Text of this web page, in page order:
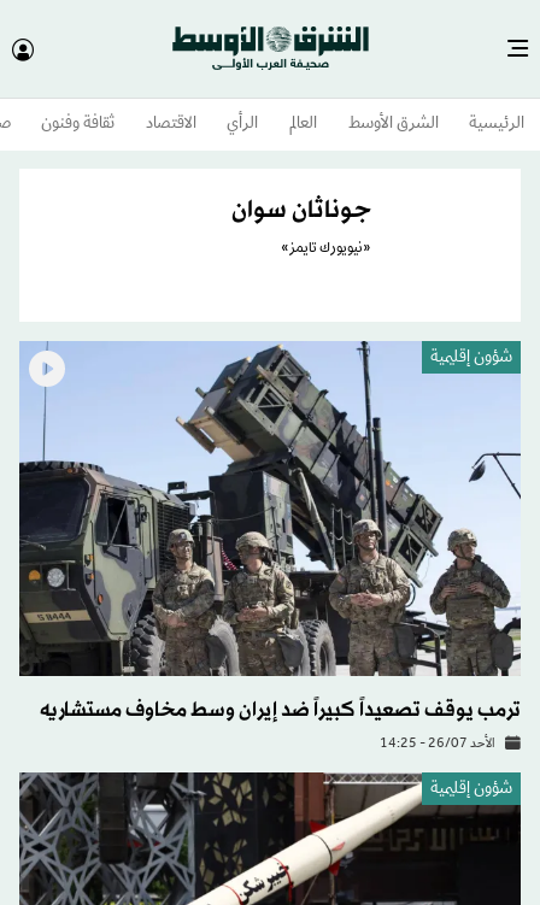
الرئيسية الشرق الأوسط​ العالم الرأي الاقتصاد ثقافة وفنون
جوناثان سوان
«نيويورك تايمز»
شؤون إقليمية
ترمب يوقف تصعيداً كبيراً ضد إيران وسط مخاوف مستشاريه
الأحد 26/07 - 14:25
شؤون إقليمية